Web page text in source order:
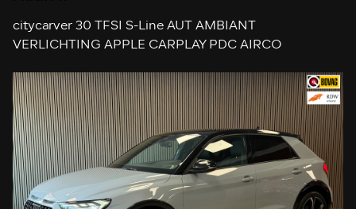
citycarver 30 TFSI S-Line AUT AMBIANT
VERLICHTING APPLE CARPLAY PDC AIRCO
CRUISE